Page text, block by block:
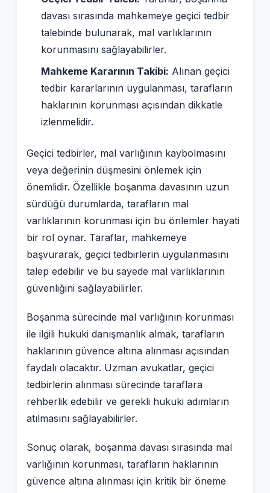
davası sırasında mahkemeye geçici tedbir
talebinde bulunarak, mal varlıklarının
korunmasını sağlayabilirler.
Mahkeme Kararının Takibi: Alınan geçici
tedbir kararlarının uygulanması, tarafların
haklarının korunması açısından dikkatle
izlenmelidir.
Geçici tedbirler, mal varlığının kaybolmasını
veya değerinin düşmesini önlemek için
önemlidir. Özellikle boşanma davasının uzun
sürdüğü durumlarda, tarafların mal
varlıklarının korunması için bu önlemler hayati
bir rol oynar. Taraflar, mahkemeye
başvurarak, geçici tedbirlerin uygulanmasını
talep edebilir ve bu sayede mal varlıklarının
güvenliğini sağlayabilirler.
Boşanma sürecinde mal varlığının korunması
ile ilgili hukuki danışmanlık almak, tarafların
haklarının güvence altına alınması açısından
faydalı olacaktır. Uzman avukatlar, geçici
tedbirlerin alınması sürecinde taraflara
rehberlik edebilir ve gerekli hukuki adımların
atılmasını sağlayabilirler.
Sonuç olarak, boşanma davası sırasında mal
varlığının korunması, tarafların haklarının
güvence altına alınması için kritik bir öneme